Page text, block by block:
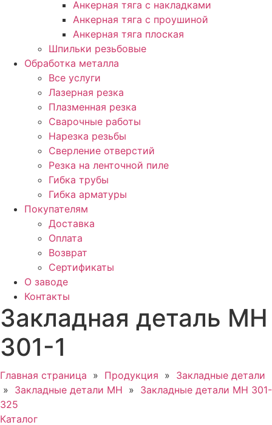
Анкерная тяга с накладками
Анкерная тяга с проушиной
Анкерная тяга плоская
Шпильки резьбовые
Обработка металла
Все услуги
Лазерная резка
Плазменная резка
Сварочные работы
Нарезка резьбы
Сверление отверстий
Резка на ленточной пиле
Гибка трубы
Гибка арматуры
Покупателям
Доставка
Оплата
Возврат
Сертификаты
О заводе
Контакты
Закладная деталь МН
301-1
Главная страница » Продукция » Закладные детали
» Закладные детали МН » Закладные детали МН 301-
325
Каталог